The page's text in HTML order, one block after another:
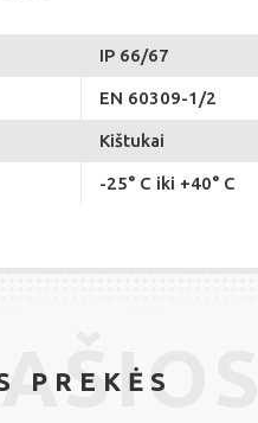
IP 66/67
EN 60309-1/2
Kištukai
-25° C iki +40° C
PREKĖS